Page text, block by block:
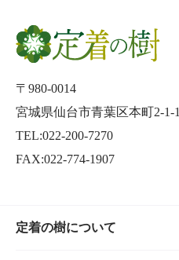
〒980-0014
宮城県仙台市青葉区本町2-1-1
TEL:022-200-7270
FAX:022-774-1907
定着の樹について